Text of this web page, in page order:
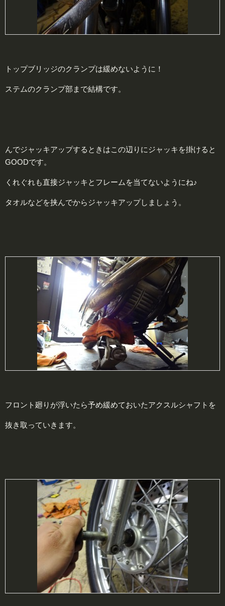
トップブリッジのクランプは緩めないように！
ステムのクランプ部まで結構です。
んでジャッキアップするときはこの辺りにジャッキを掛けると
GOODです。
くれぐれも直接ジャッキとフレームを当てないようにね♪
タオルなどを挟んでからジャッキアップしましょう。
フロント廻りが浮いたら予め緩めておいたアクスルシャフトを
抜き取っていきます。